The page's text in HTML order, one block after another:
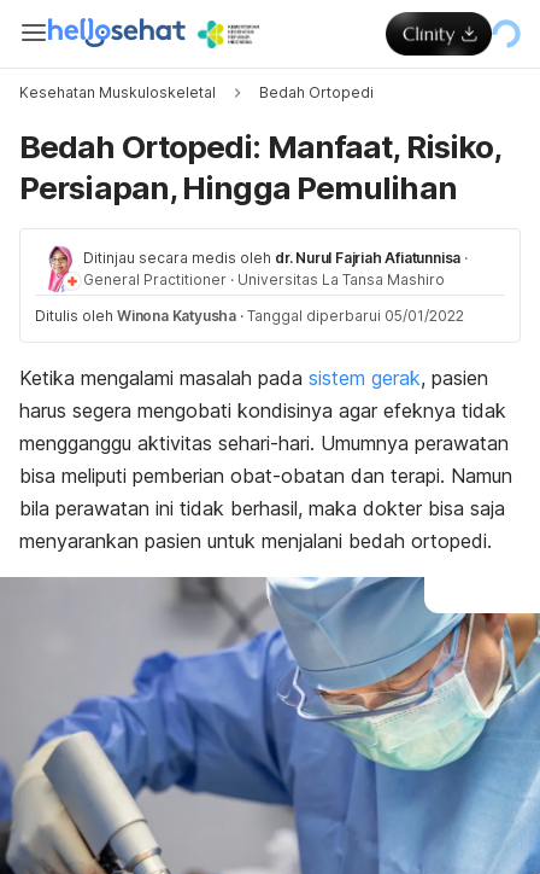
Kesehatan Muskuloskeletal Bedah Ortopedi
Bedah Ortopedi: Manfaat, Risiko,
Persiapan, Hingga Pemulihan
Ditinjau secara medis oleh dr. Nurul Fajriah Afiatunnisa ·
General Practitioner · Universitas La Tansa Mashiro
Ditulis oleh Winona Katyusha · Tanggal diperbarui 05/01/2022
Ketika mengalami masalah pada sistem gerak, pasien
harus segera mengobati kondisinya agar efeknya tidak
mengganggu aktivitas sehari-hari. Umumnya perawatan
bisa meliputi pemberian obat-obatan dan terapi. Namun
bila perawatan ini tidak berhasil, maka dokter bisa saja
menyarankan pasien untuk menjalani bedah ortopedi.